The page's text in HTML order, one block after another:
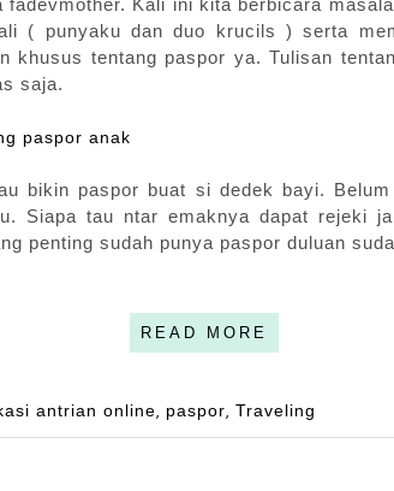
( punyaku dan duo krucils ) serta
khusus tentang paspor ya. Tulisan
saja.
paspor anak
bikin paspor buat si dedek bayi.
Siapa tau ntar emaknya dapat rejeki
penting sudah punya paspor duluan
READ MORE
antrian online paspor Traveling